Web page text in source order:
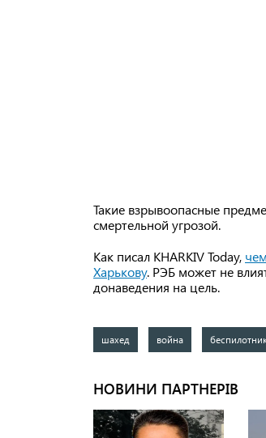
Такие взрывоопасные
смертельной угрозой.
Как писал KHARKIV Today,
Харькову. РЭБ может не
донаведения на цель.
шахед война